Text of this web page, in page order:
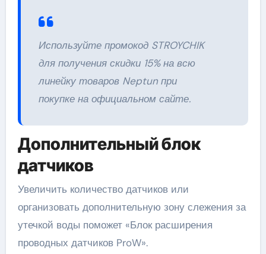
Используйте промокод STROYCHIK
для получения скидки 15% на всю
линейку товаров Neptun при
покупке на официальном сайте.
Дополнительный блок
датчиков
Увеличить количество датчиков или
организовать дополнительную зону слежения за
утечкой воды поможет «Блок расширения
проводных датчиков ProW».